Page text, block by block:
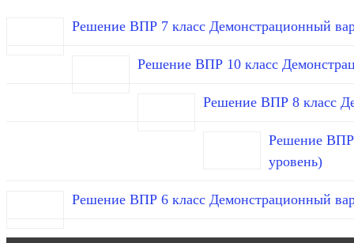
Решение ВПР 7 класс Демонстрационный
Решение ВПР 10 класс
Решение ВПР 8 класс
Решение ВПР
уровень)
Решение ВПР 6 класс Демонстрационный